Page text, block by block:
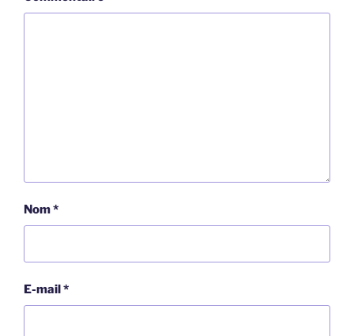
Nom*
E-mail*